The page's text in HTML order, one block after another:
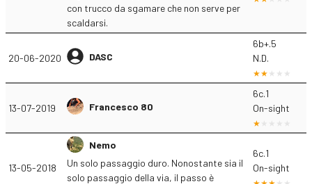
con trucco da sgamare che non serve per
scaldarsi.
20-06-2020 DASC
6b+.5
N.D.
13-07-2019 Francesco 80
6c.1
On-sight
13-05-2018
Nemo
Un solo passaggio duro. Nonostante sia il
solo passaggio della via, il passo è
6c.1
On-sight